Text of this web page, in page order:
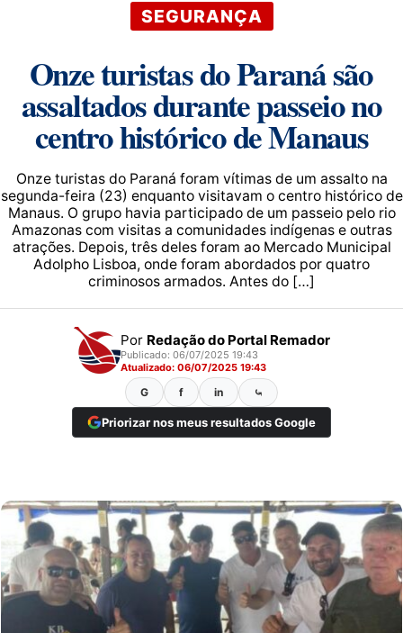
SEGURANÇA
Onze turistas do Paraná são
assaltados durante passeio no
centro histórico de Manaus
Onze turistas do Paraná foram vítimas de um assalto na
segunda-feira (23) enquanto visitavam o centro histórico de
Manaus. O grupo havia participado de um passeio pelo rio
Amazonas com visitas a comunidades indígenas e outras
atrações. Depois, três deles foram ao Mercado Municipal
Adolpho Lisboa, onde foram abordados por quatro
criminosos armados. Antes do […]
Por Redação do Portal Remador
Publicado: 06/07/2025 19:43
Atualizado: 06/07/2025 19:43
G f in ⤿
Priorizar nos meus resultados Google